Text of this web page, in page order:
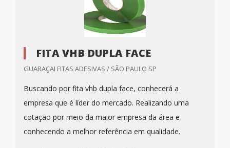
FITA VHB DUPLA FACE
GUARAÇAI FITAS ADESIVAS / SÃO PAULO SP
Buscando por fita vhb dupla face, conhecerá a
empresa que é líder do mercado. Realizando uma
cotação por meio da maior empresa da área e
conhecendo a melhor referência em qualidade.